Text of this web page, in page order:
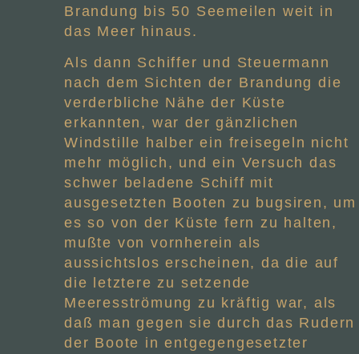
Brandung bis 50 Seemeilen weit in
das Meer hinaus.
Als dann Schiffer und Steuermann
nach dem Sichten der Brandung die
verderbliche Nähe der Küste
erkannten, war der gänzlichen
Windstille halber ein freisegeln nicht
mehr möglich, und ein Versuch das
schwer beladene Schiff mit
ausgesetzten Booten zu bugsiren, um
es so von der Küste fern zu halten,
mußte von vornherein als
aussichtslos erscheinen, da die auf
die letztere zu setzende
Meeresströmung zu kräftig war, als
daß man gegen sie durch das Rudern
der Boote in entgegengesetzter